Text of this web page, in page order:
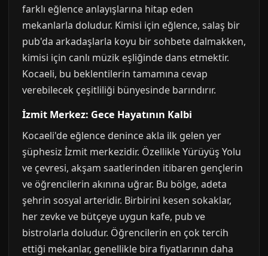
farklı eğlence anlayışlarına hitap eden
mekanlarla doludur. Kimisi için eğlence, salaş bir
pub'da arkadaşlarla koyu bir sohbete dalmakken,
kimisi için canlı müzik eşliğinde dans etmektir.
Kocaeli, bu beklentilerin tamamına cevap
verebilecek çeşitliliği bünyesinde barındırır.
İzmit Merkez: Gece Hayatının Kalbi
Kocaeli'de eğlence denince akla ilk gelen yer
şüphesiz İzmit merkezidir. Özellikle Yürüyüş Yolu
ve çevresi, akşam saatlerinden itibaren gençlerin
ve öğrencilerin akınına uğrar. Bu bölge, adeta
şehrin sosyal arteridir. Birbirini kesen sokaklar,
her zevke ve bütçeye uygun kafe, pub ve
bistrolarla doludur. Öğrencilerin en çok tercih
ettiği mekanlar, genellikle bira fiyatlarının daha